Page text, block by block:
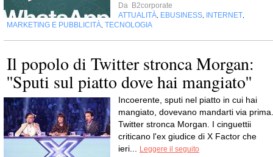
Da B2corporate
ATTUALITÀ EBUSINESS INTERNET
MARKETING E PUBBLICITÀ TECNOLOGIA
Il popolo di Twitter stronca Morgan:
''Sputi sul piatto dove hai mangiato''
Incoerente, sputi nel piatto in cui hai
mangiato, dovevano mandarti via prima.
Twitter stronca Morgan. I cinguettii
criticano l'ex giudice di X Factor che
ieri...
Leggere il seguito